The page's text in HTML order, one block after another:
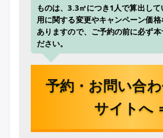
ものは、3.3㎡につき1人で算出し
用に関する変更やキャンペーン価
ありますので、ご予約の前に必ず本
ださい。
予約・お問い合
サイトへ